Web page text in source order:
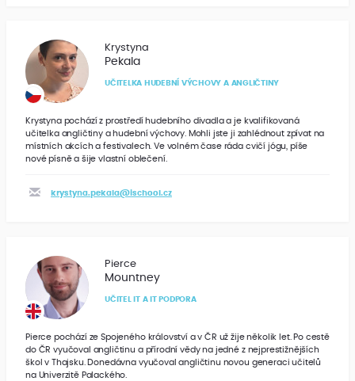
Krystyna
Pekala
UČITELKA HUDEBNÍ VÝCHOVY A ANGLIČTINY
Krystyna pochází z prostředí hudebního divadla a je kvalifikovaná
učitelka angličtiny a hudební výchovy. Mohli jste ji zahlédnout zpívat na
místních akcích a festivalech. Ve volném čase ráda cvičí jógu, píše
nové písně a šije vlastní oblečení.
krystyna.pekala@ischool.cz
Pierce
Mountney
UČITEL IT A IT PODPORA
Pierce pochází ze Spojeného království a v ČR už žije několik let. Po cestě
do ČR vyučoval angličtinu a přírodní vědy na jedné z nejprestižnějších
škol v Thajsku. Donedávna vyučoval angličtinu novou generaci učitelů
na Univerzitě Palackého.